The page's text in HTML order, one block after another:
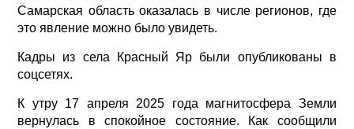
Самарская область оказалась в числе регионов, где
это явление можно было увидеть.
Кадры из села Красный Яр были опубликованы в
соцсетях.
К утру 17 апреля 2025 года магнитосфера Земли
вернулась в спокойное состояние. Как сообщили